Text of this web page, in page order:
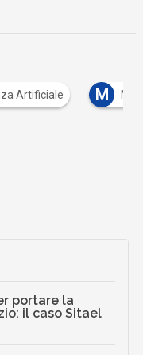
Machine Learning
portare la
il caso Sitael